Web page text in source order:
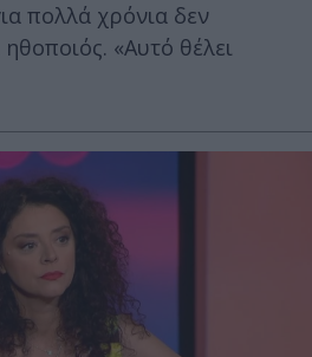
πολλά χρόνια δεν
«Αυτό θέλει